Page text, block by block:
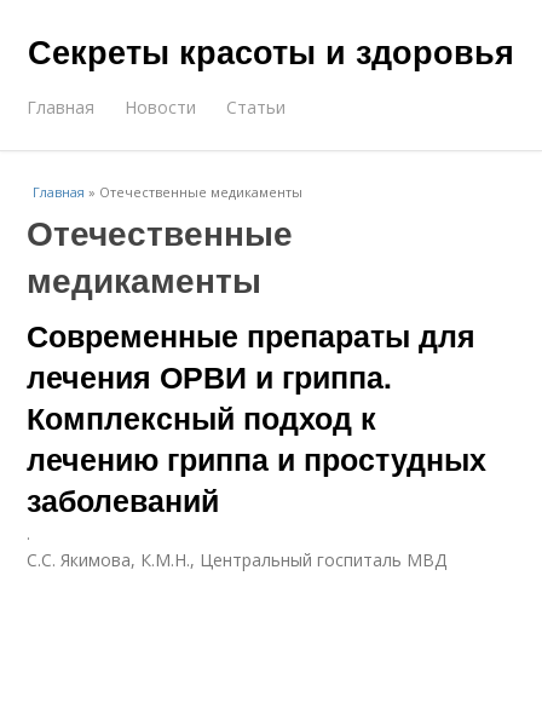
Секреты красоты и здоровья
Главная Новости Статьи
Главная » Отечественные медикаменты
Отечественные
медикаменты
Современные препараты для
лечения ОРВИ и гриппа.
Комплексный подход к
лечению гриппа и простудных
заболеваний
.
С.С. Якимова, К.М.Н., Центральный госпиталь МВД